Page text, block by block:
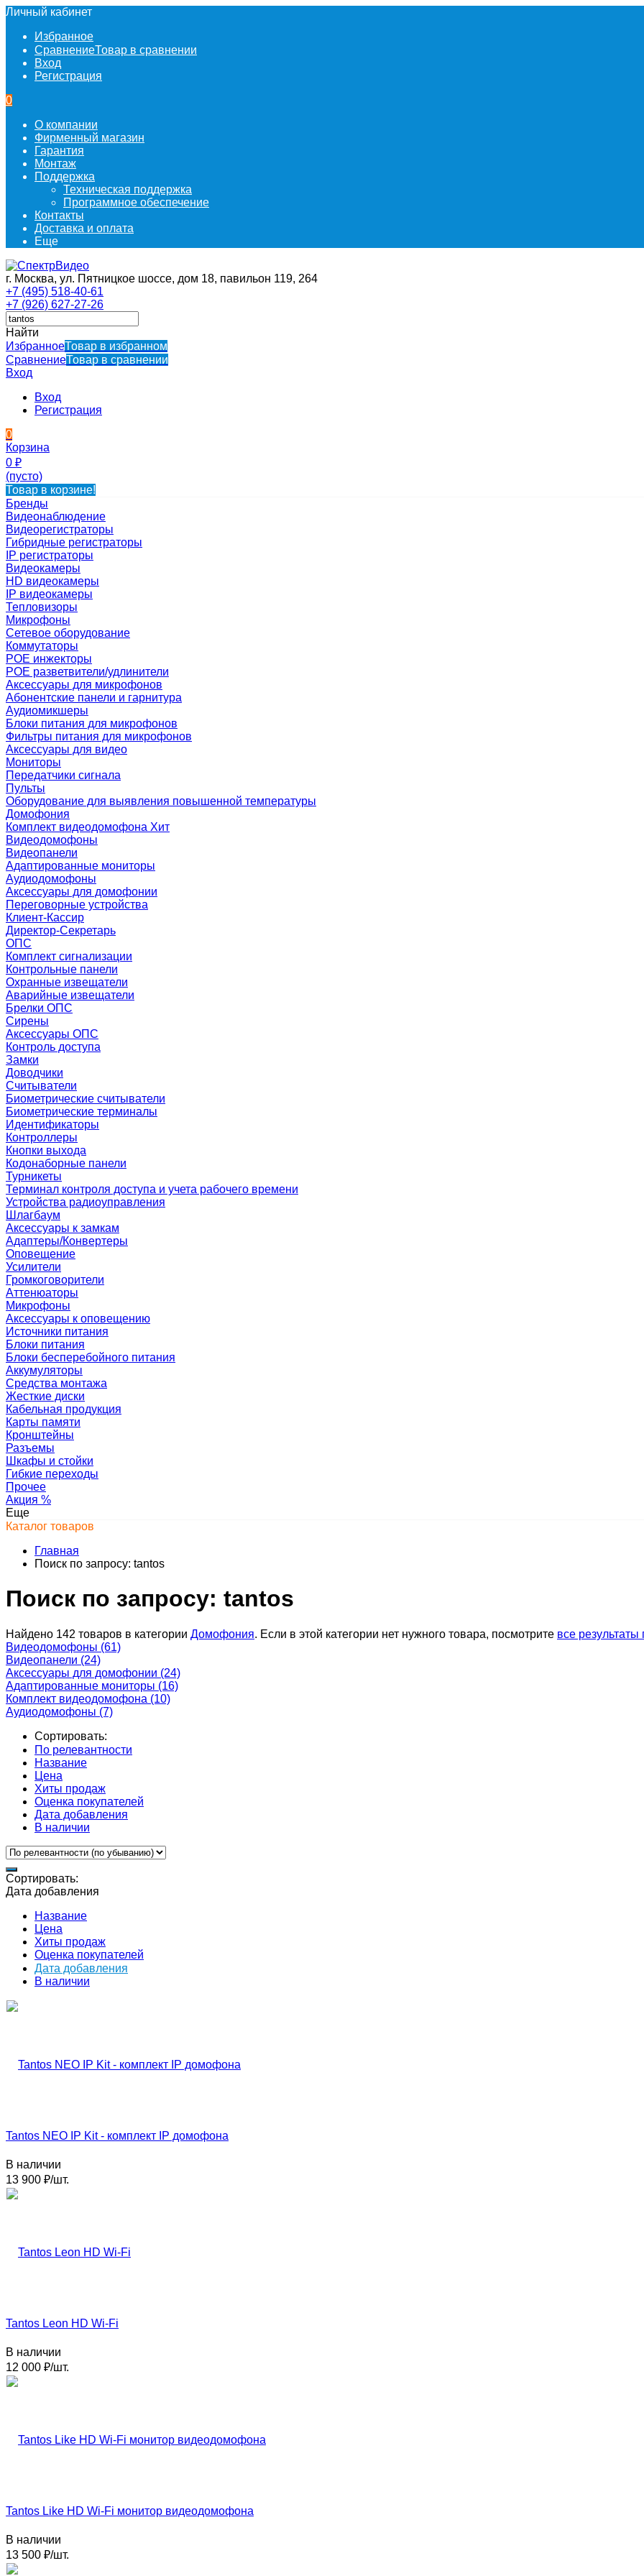
Личный кабинет
Избранное
СравнениеТовар в сравнении
Вход
Регистрация
0
О компании
Фирменный магазин
Гарантия
Монтаж
Поддержка
Техническая поддержка
Программное обеспечение
Контакты
Доставка и оплата
Еще
г. Москва, ул. Пятницкое шоссе, дом 18, павильон 119, 264
+7 (495) 518-40-61
+7 (926) 627-27-26
Найти
ИзбранноеТовар в избранном
СравнениеТовар в сравнении
Вход
Вход
Регистрация
0
Корзина
0 ₽
(пусто)
Товар в корзине!
Бренды
Видеонаблюдение
Видеорегистраторы
Гибридные регистраторы
IP регистраторы
Видеокамеры
HD видеокамеры
IP видеокамеры
Тепловизоры
Микрофоны
Сетевое оборудование
Коммутаторы
POE инжекторы
POE разветвители/удлинители
Аксессуары для микрофонов
Абонентские панели и гарнитура
Аудиомикшеры
Блоки питания для микрофонов
Фильтры питания для микрофонов
Аксессуары для видео
Мониторы
Передатчики сигнала
Пульты
Оборудование для выявления повышенной температуры
Домофония
Комплект видеодомофона Хит
Видеодомофоны
Видеопанели
Адаптированные мониторы
Аудиодомофоны
Аксессуары для домофонии
Переговорные устройства
Клиент-Кассир
Директор-Секретарь
ОПС
Комплект сигнализации
Контрольные панели
Охранные извещатели
Аварийные извещатели
Брелки ОПС
Сирены
Аксессуары ОПС
Контроль доступа
Замки
Доводчики
Считыватели
Биометрические считыватели
Биометрические терминалы
Идентификаторы
Контроллеры
Кнопки выхода
Кодонаборные панели
Турникеты
Терминал контроля доступа и учета рабочего времени
Устройства радиоуправления
Шлагбаум
Аксессуары к замкам
Адаптеры/Конвертеры
Оповещение
Усилители
Громкоговорители
Аттенюаторы
Микрофоны
Аксессуары к оповещению
Источники питания
Блоки питания
Блоки бесперебойного питания
Аккумуляторы
Средства монтажа
Жесткие диски
Кабельная продукция
Карты памяти
Кронштейны
Разъемы
Шкафы и стойки
Гибкие переходы
Прочее
Акция %
Еще
Каталог товаров
Главная
Поиск по запросу: tantos
Поиск по запросу: tantos
Найдено 142 товаров в категории Домофония. Если в этой категории нет нужного товара, посмотрите все результаты
Видеодомофоны (61)
Видеопанели (24)
Аксессуары для домофонии (24)
Адаптированные мониторы (16)
Комплект видеодомофона (10)
Аудиодомофоны (7)
Сортировать:
По релевантности
Название
Цена
Хиты продаж
Оценка покупателей
Дата добавления
В наличии
Сортировать:
Дата добавления
Название
Цена
Хиты продаж
Оценка покупателей
Дата добавления
В наличии
Tantos NEO IP Kit - комплект IP домофона
В наличии
13 900 ₽/шт.
Tantos Leon HD Wi-Fi
В наличии
12 000 ₽/шт.
Tantos Like HD Wi-Fi монитор видеодомофона
В наличии
13 500 ₽/шт.